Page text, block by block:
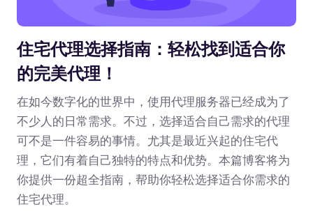
住宅代理选择指南：轻松找到适合你
的完美代理！
在如今数字化的世界中，使用代理服务器已经成为了
不少人的日常需求。不过，选择适合自己需求的代理
可不是一件容易的事情。尤其是最近兴起的住宅代
理，它们有着自己独特的特点和优势。本篇博客将为
你提供一份超全指南，帮助你轻松选择适合你需求的
住宅代理。